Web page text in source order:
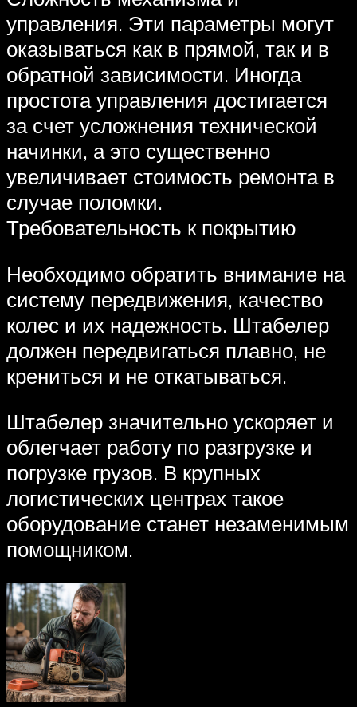
управления. Эти параметры могут
оказываться как в прямой, так и в
обратной зависимости. Иногда
простота управления достигается
за счет усложнения технической
начинки, а это существенно
увеличивает стоимость ремонта в
случае поломки.
Требовательность к покрытию
Необходимо обратить внимание на
систему передвижения, качество
колес и их надежность. Штабелер
должен передвигаться плавно, не
крениться и не откатываться.
Штабелер значительно ускоряет и
облегчает работу по разгрузке и
погрузке грузов. В крупных
логистических центрах такое
оборудование станет незаменимым
помощником.